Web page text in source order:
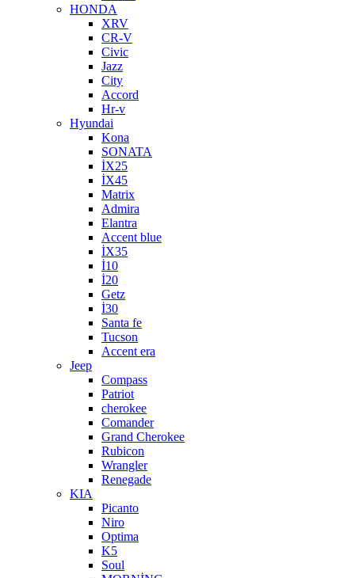
HONDA
XRV
CR-V
Civic
Jazz
City
Accord
Hr-v
Hyundai
Kona
SONATA
İX25
İX45
Matrix
Admira
Elantra
Accent blue
İX35
İ10
İ20
Getz
İ30
Santa fe
Tucson
Accent era
Jeep
Compass
Patriot
cherokee
Comander
Grand Cherokee
Rubicon
Wrangler
Renegade
KIA
Picanto
Niro
Optima
K5
Soul